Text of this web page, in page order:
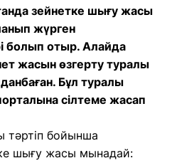
зейнетке шығу жасы
жүрген
болып отыр. Алайда
жасын өзгерту туралы
Бұл туралы
сілтеме жасап
тәртіп бойынша
шығу жасы мынадай: